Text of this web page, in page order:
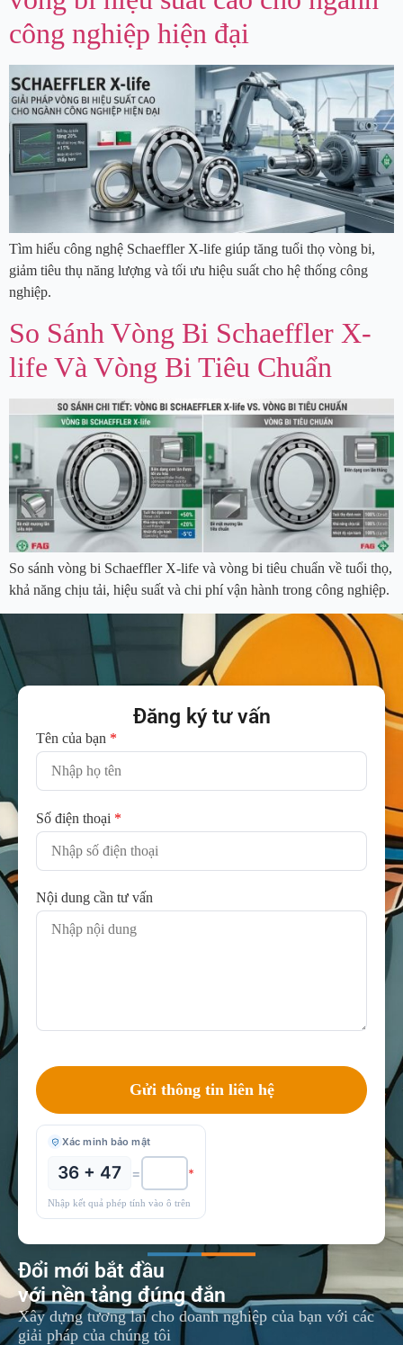
công nghiệp hiện đại
Tìm hiểu công nghệ Schaeffler X-life giúp tăng tuổi thọ vòng bi,
giảm tiêu thụ năng lượng và tối ưu hiệu suất cho hệ thống công
nghiệp.
So Sánh Vòng Bi Schaeffler X-
life Và Vòng Bi Tiêu Chuẩn
So sánh vòng bi Schaeffler X-life và vòng bi tiêu chuẩn về tuổi thọ,
khả năng chịu tải, hiệu suất và chi phí vận hành trong công nghiệp.
Đăng ký tư vấn
Tên của bạn *
Số điện thoại *
Nội dung cần tư vấn
Xác minh bảo mật
36 + 47 = *
Nhập kết quả phép tính vào ô trên
Đổi mới bắt đầu
với nền tảng đúng đắn
Xây dựng tương lai cho doanh nghiệp của bạn với các
giải pháp của chúng tôi